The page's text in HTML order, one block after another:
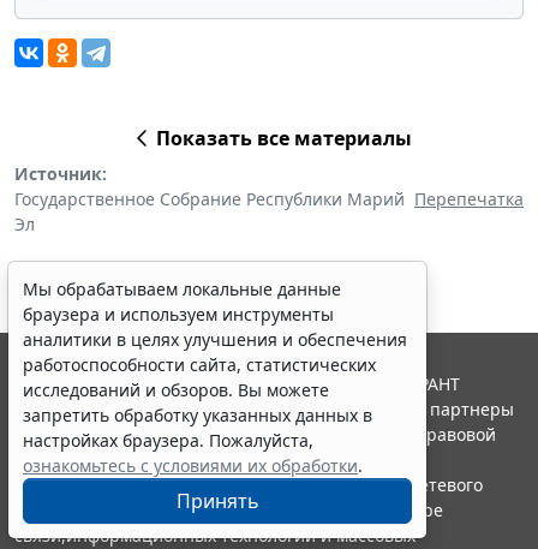
Показать все материалы
Источник:
Государственное Собрание Республики Марий
Эл
Перепечатка
Мы обрабатываем локальные данные
браузера и используем инструменты
аналитики в целях улучшения и обеспечения
работоспособности сайта, статистических
исследований и обзоров. Вы можете
запретить обработку указанных данных в
настройках браузера. Пожалуйста,
ознакомьтесь с условиями их обработки.
Принять
© ООО "НПП "ГАРАНТ-СЕРВИС", 2026. Система ГАРАНТ
выпускается с 1990 года. Компания "Гарант" и ее партнеры
являются участниками Российской ассоциации правовой
информации ГАРАНТ.
Портал ГАРАНТ.РУ зарегистрирован в качестве сетевого
издания Федеральной службой по надзору в сфере
связи,информационных технологий и массовых